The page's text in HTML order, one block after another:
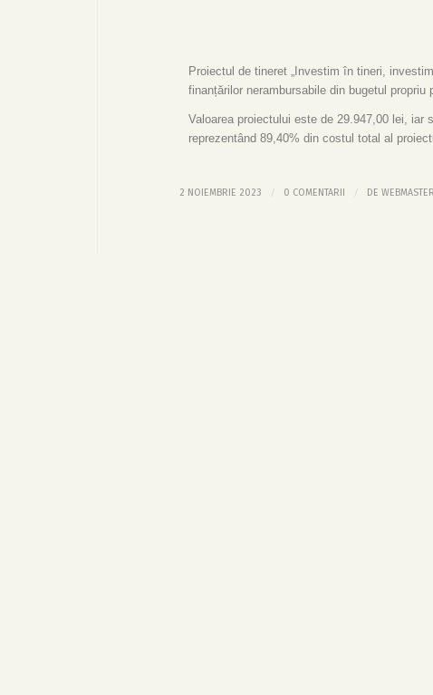
Proiectul de tineret „Investim în tineri,
finanțărilor nerambursabile din bugetul
Valoarea proiectului este de 29.947,00 lei,
reprezentând 89,40% din costul total al
2 NOIEMBRIE 2023 / 0 COMENTARII / DE WEBMASTER